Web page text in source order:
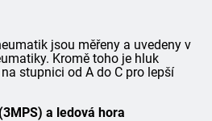
jsou měřeny a uvedeny v
Kromě toho je hluk
stupnici od A do C pro lepší
a ledová hora